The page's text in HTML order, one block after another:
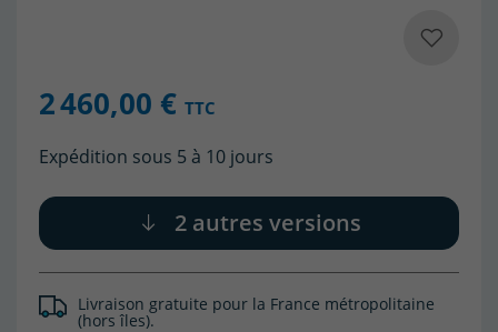
2 460,00 € TTC
Expédition sous 5 à 10 jours
2 autres versions
Livraison gratuite pour la France métropolitaine
(hors îles).